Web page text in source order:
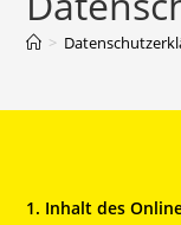
>
1. Inhalt des